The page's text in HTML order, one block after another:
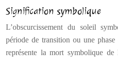
Signification symbolique
L’obscurcissement du soleil
période de transition ou une
représente la mort symbolique de